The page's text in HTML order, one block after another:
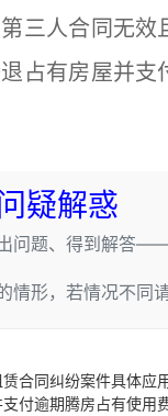
三人合同无
占有房屋并
疑解惑
题、得到解答
情形，若情况不同
合同纠纷案件具体应
付逾期腾房占有使用